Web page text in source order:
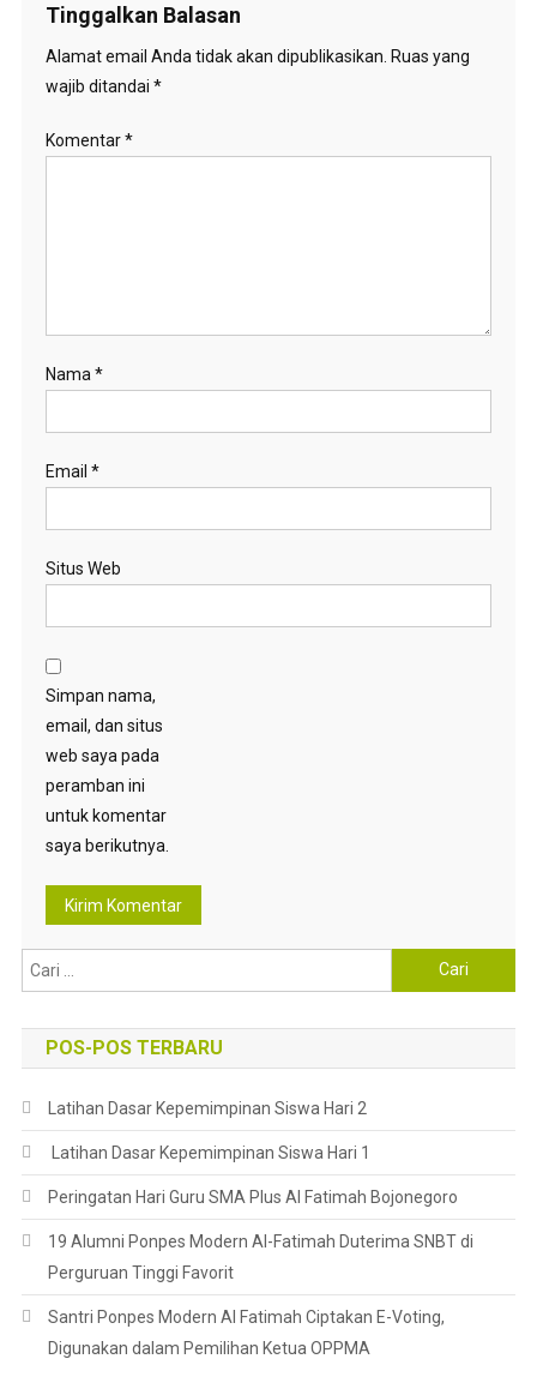
Tinggalkan Balasan
Alamat email Anda tidak akan dipublikasikan. Ruas yang
wajib ditandai *
Komentar*
Nama *
Email *
Situs Web
Simpan nama,
email, dan situs
web saya pada
peramban ini
untuk komentar
saya berikutnya.
untuk:
POS-POS TERBARU
Latihan Dasar Kepemimpinan Siswa Hari 2
Latihan Dasar Kepemimpinan Siswa Hari 1
Peringatan Hari Guru SMA Plus Al Fatimah Bojonegoro
19 Alumni Ponpes Modern Al-Fatimah Duterima SNBT di
Perguruan Tinggi Favorit
Santri Ponpes Modern Al Fatimah Ciptakan E-Voting,
Digunakan dalam Pemilihan Ketua OPPMA